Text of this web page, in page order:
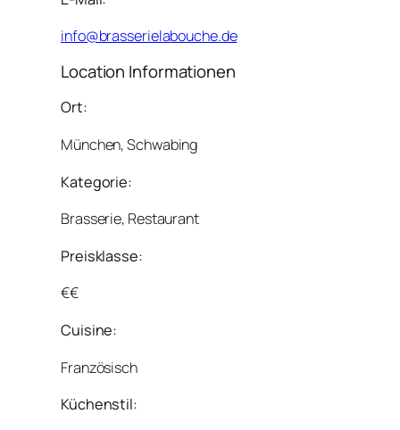
info@brasserielabouche.de
Location Informationen
Ort:
München, Schwabing
Kategorie:
Brasserie, Restaurant
Preisklasse:
€€
Cuisine:
Französisch
Küchenstil: